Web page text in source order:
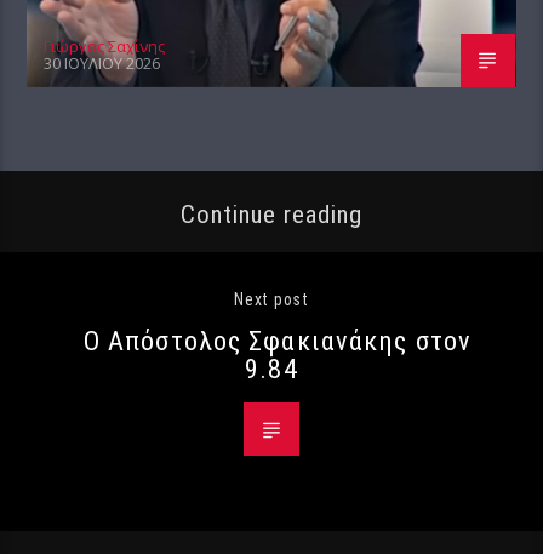
Γιώργος Σαχίνης
30 ΙΟΥΛΊΟΥ 2026
Continue reading
Next post
Ο Απόστολος Σφακιανάκης στον
9.84